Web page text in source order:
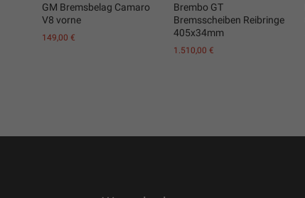
GM Bremsbelag Camaro
V8 vorne
149,00 €
Brembo GT
Bremsscheiben Reibringe
405x34mm
1.510,00 €